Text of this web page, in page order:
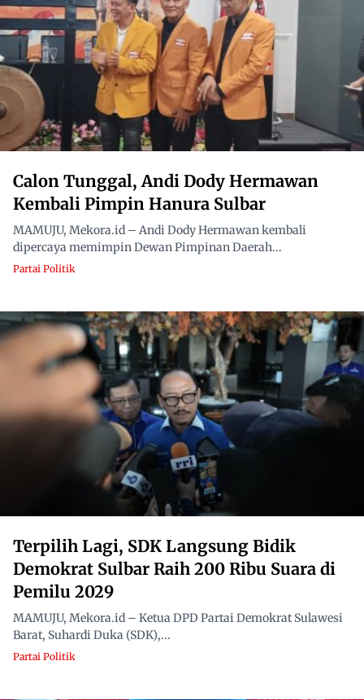
Calon Tunggal, Andi Dody Hermawan
Kembali Pimpin Hanura Sulbar
MAMUJU, Mekora.id – Andi Dody Hermawan kembali
dipercaya memimpin Dewan Pimpinan Daerah...
Partai Politik
Terpilih Lagi, SDK Langsung Bidik
Demokrat Sulbar Raih 200 Ribu Suara di
Pemilu 2029
MAMUJU, Mekora.id – Ketua DPD Partai Demokrat Sulawesi
Barat, Suhardi Duka (SDK),...
Partai Politik